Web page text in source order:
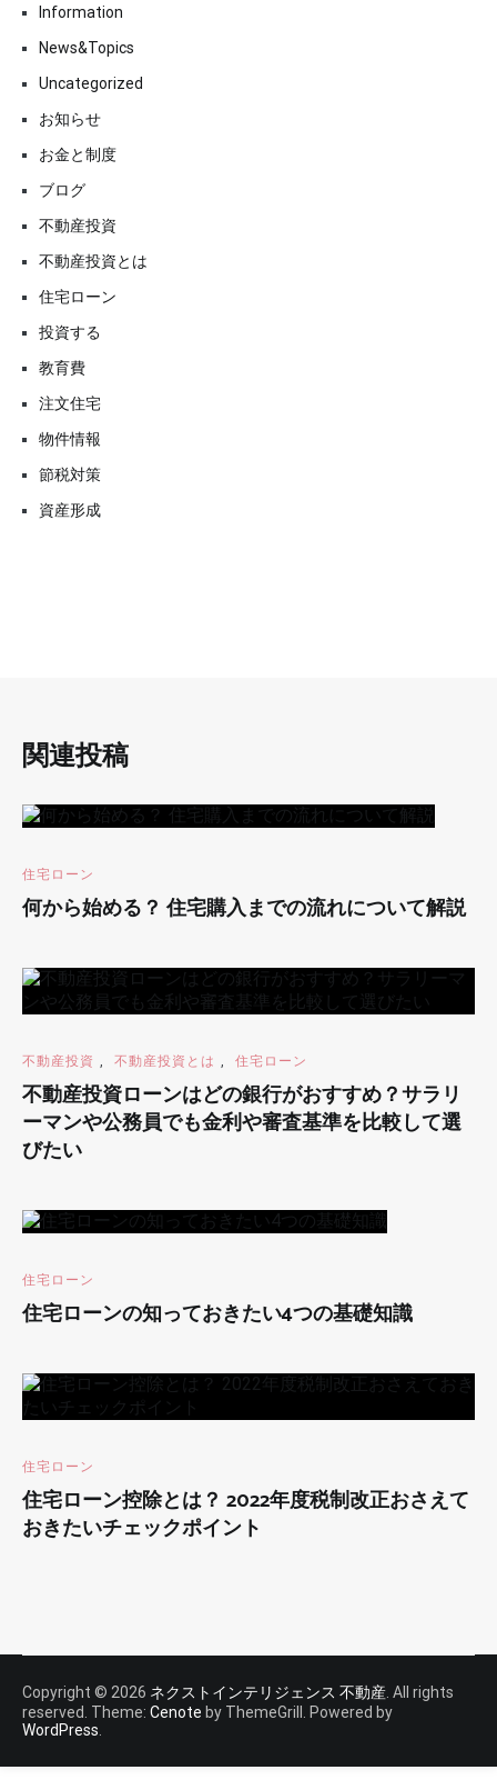
Information
News&Topics
Uncategorized
お知らせ
お金と制度
ブログ
不動産投資
不動産投資とは
住宅ローン
投資する
教育費
注文住宅
物件情報
節税対策
資産形成
関連投稿
住宅ローン
何から始める？ 住宅購入までの流れについて解説
不動産投資 不動産投資とは 住宅ローン
不動産投資ローンはどの銀行がおすすめ？サラリ
ーマンや公務員でも金利や審査基準を比較して選
びたい
住宅ローン
住宅ローンの知っておきたい4つの基礎知識
住宅ローン
住宅ローン控除とは？ 2022年度税制改正おさえて
おきたいチェックポイント
Copyright © 2026 ネクストインテリジェンス 不動産 . All rights
reserved. Theme: Cenote by ThemeGrill. Powered by
WordPress